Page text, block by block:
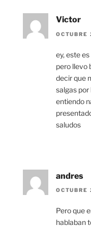
Victor
ey, este
pero llevo
decir que
salgas por
entiendo
saludos
andres
Pero que
hablaban